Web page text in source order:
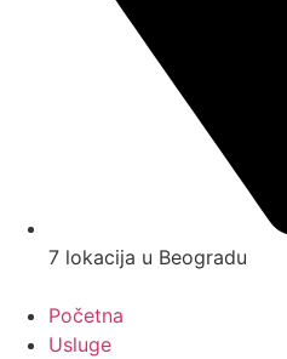
7 lokacija u Beogradu
Početna
Usluge